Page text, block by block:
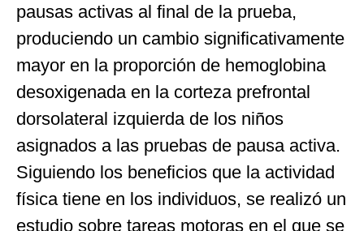
pausas activas al final de la prueba,
produciendo un cambio significativamente
mayor en la proporción de hemoglobina
desoxigenada en la corteza prefrontal
dorsolateral izquierda de los niños
asignados a las pruebas de pausa activa.
Siguiendo los beneficios que la actividad
física tiene en los individuos, se realizó un
estudio sobre tareas motoras en el que se